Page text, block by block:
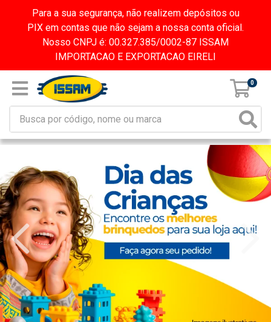
Para a sua segurança, não realizem depósitos ou
PIX em contas que não sejam a nossa conta oficial.
Nosso CNPJ é: 00.327.385/0002-87 ISSAM
IMPORTACAO E EXPORTACAO EIRELI
0